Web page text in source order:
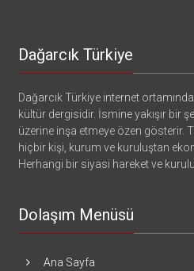
Dağarcık Türkiye
Dağarcık Türkiye internet
kültür dergisidir. İsmine yakışır bir
üzerine inşa etmeye özen gösterir.
hiçbir kişi, kurum ve kuruluştan
Herhangi bir siyasi hareket ve
Dolaşım Menüsü
Ana Sayfa